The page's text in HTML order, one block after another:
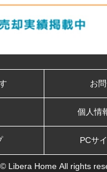
お
個人情
PCサ
Libera Home All rights